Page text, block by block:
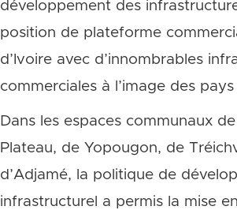
développement des
position de plateforme
d’Ivoire avec d’innombrables
commerciales à l’image des
Dans les espaces communaux
Plateau, de Yopougon, de
d’Adjamé, la politique de
infrastructurel a permis la mise